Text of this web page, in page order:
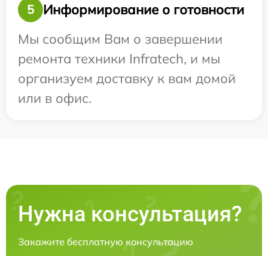
5
Информирование о готовности
Мы сообщим Вам о завершении
ремонта техники Infratech, и мы
организуем доставку к вам домой
или в офис.
Нужна консультация?
Закажите бесплатную консультацию